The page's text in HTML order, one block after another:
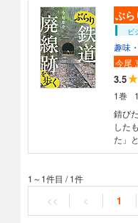
ぶら
ビ
趣味
今尾
3.5
1巻
錆び
した
た」
「同
究家
新旧
「安
1～1件目 /1件
<< < 1